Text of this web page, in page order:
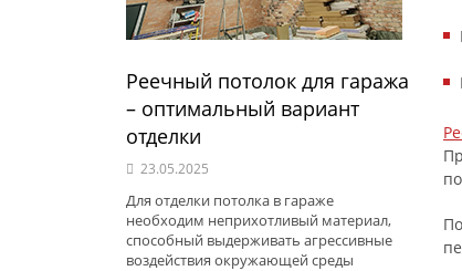
Реечный потолок для гаража
– оптимальный вариант
отделки
23.05.2025
Для отделки потолка в гараже
необходим неприхотливый материал,
способный выдерживать агрессивные
воздействия окружающей среды